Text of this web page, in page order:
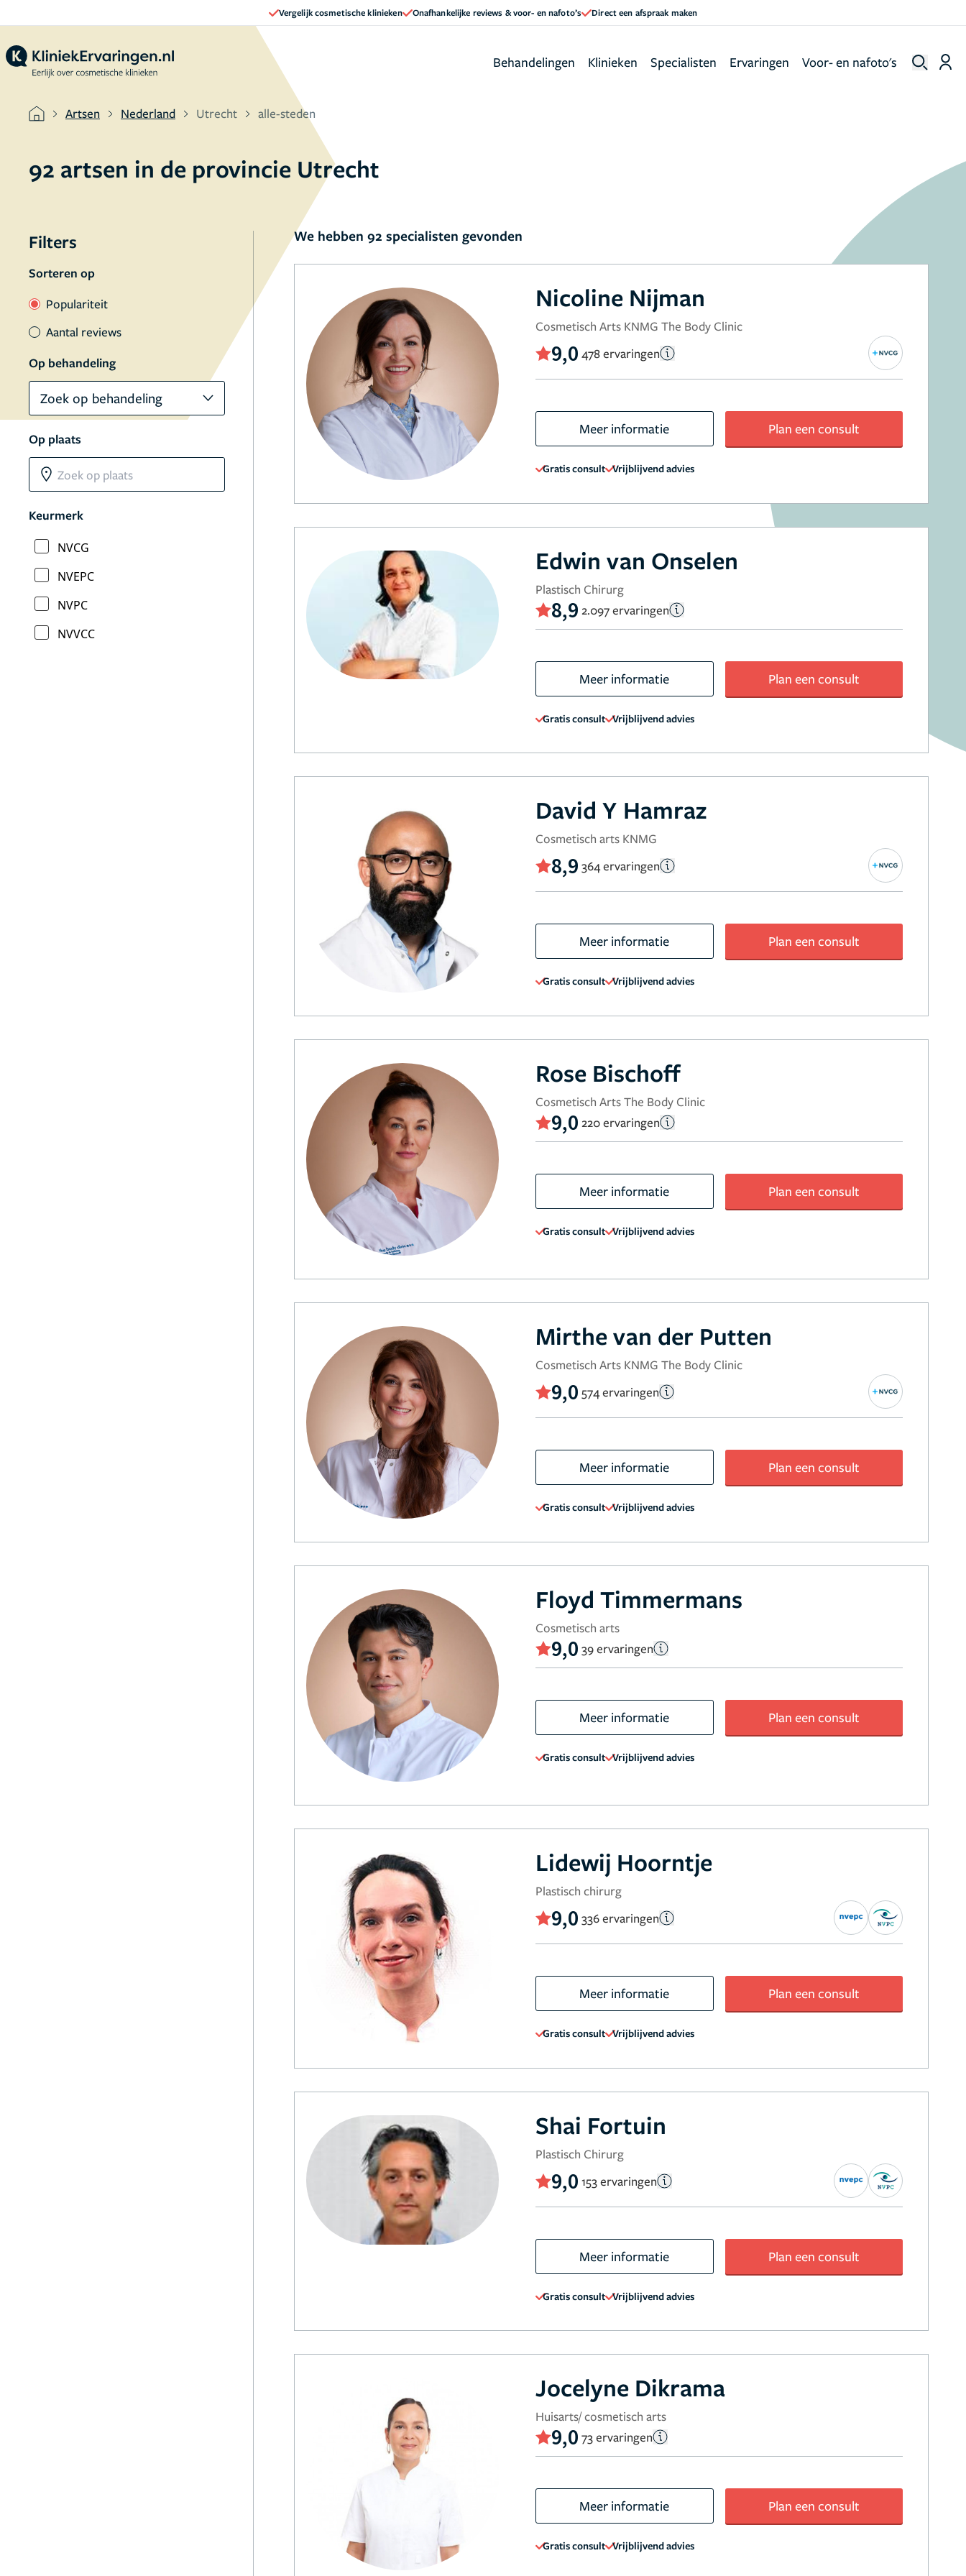
Vergelijk cosmetische klinieken Onafhankelijke reviews & voor- en nafoto’s Direct een afspraak maken
Behandelingen Klinieken Specialisten Ervaringen Voor- en nafoto's
Artsen Nederland Utrecht alle-steden
92 artsen in de provincie Utrecht
Filters
Sorteren op
Populariteit
Aantal reviews
Op behandeling
Zoek op behandeling
Op plaats
Keurmerk
NVCG
NVEPC
NVPC
NVVCC
We hebben 92 specialisten gevonden
Nicoline Nijman
Cosmetisch Arts KNMG The Body Clinic
9,0 478 ervaringen
Meer informatie Plan een consult
Gratis consult Vrijblijvend advies
Edwin van Onselen
Plastisch Chirurg
8,9 2.097 ervaringen
Meer informatie Plan een consult
Gratis consult Vrijblijvend advies
David Y Hamraz
Cosmetisch arts KNMG
8,9 364 ervaringen
Meer informatie Plan een consult
Gratis consult Vrijblijvend advies
Rose Bischoff
Cosmetisch Arts The Body Clinic
9,0 220 ervaringen
Meer informatie Plan een consult
Gratis consult Vrijblijvend advies
Mirthe van der Putten
Cosmetisch Arts KNMG The Body Clinic
9,0 574 ervaringen
Meer informatie Plan een consult
Gratis consult Vrijblijvend advies
Floyd Timmermans
Cosmetisch arts
9,0 39 ervaringen
Meer informatie Plan een consult
Gratis consult Vrijblijvend advies
Lidewij Hoorntje
Plastisch chirurg
9,0 336 ervaringen
Meer informatie Plan een consult
Gratis consult Vrijblijvend advies
Shai Fortuin
Plastisch Chirurg
9,0 153 ervaringen
Meer informatie Plan een consult
Gratis consult Vrijblijvend advies
Jocelyne Dikrama
Huisarts/ cosmetisch arts
9,0 73 ervaringen
Meer informatie Plan een consult
Gratis consult Vrijblijvend advies